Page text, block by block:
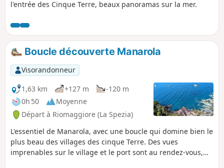
l'entrée des Cinque Terre, beaux panoramas sur la mer.
Boucle découverte Manarola
Visorandonneur
1,63 km
+127 m
-120 m
0h 50
Moyenne
Départ à Riomaggiore (La Spezia)
L'essentiel de Manarola, avec une boucle qui domine bien le
plus beau des villages des cinque Terre. Des vues
imprenables sur le village et le port sont au rendez-vous,